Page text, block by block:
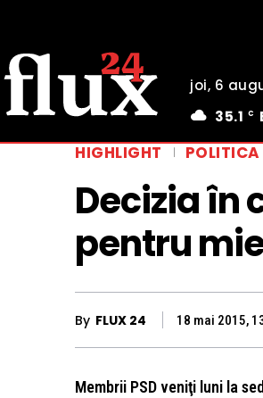
joi, 6
35.1 C
HIGHLIGHT POLITICA
Decizia în
pentru
By FLUX 24 18 mai 2015,
Membrii PSD veniţi luni la